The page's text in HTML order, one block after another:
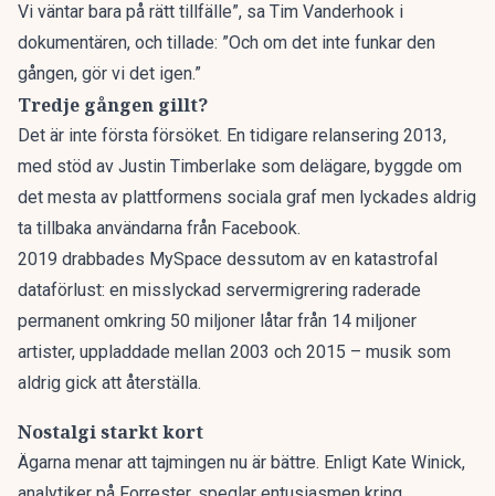
Vi väntar bara på rätt tillfälle”, sa Tim Vanderhook i
dokumentären, och tillade: ”Och om det inte funkar den
gången, gör vi det igen.”
Tredje gången gillt?
Det är inte första försöket. En tidigare relansering 2013,
med stöd av Justin Timberlake som delägare, byggde om
det mesta av plattformens sociala graf men lyckades aldrig
ta tillbaka användarna från Facebook.
2019 drabbades MySpace dessutom av en katastrofal
dataförlust: en misslyckad servermigrering raderade
permanent omkring 50 miljoner låtar från 14 miljoner
artister, uppladdade mellan 2003 och 2015 – musik som
aldrig gick att återställa.
Nostalgi starkt kort
Ägarna menar att tajmingen nu är bättre. Enligt Kate Winick,